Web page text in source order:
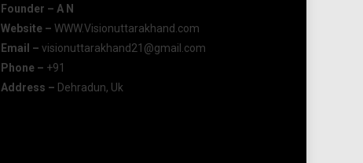
Founder – A N
Website – WWW.Visionuttarakhand.com
Email – visionuttarakhand21@gmail.com
Phone – +91
Address – Dehradun, Uk